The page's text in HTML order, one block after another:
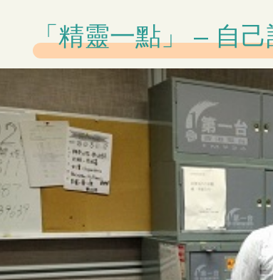
「精靈一點」 – 自